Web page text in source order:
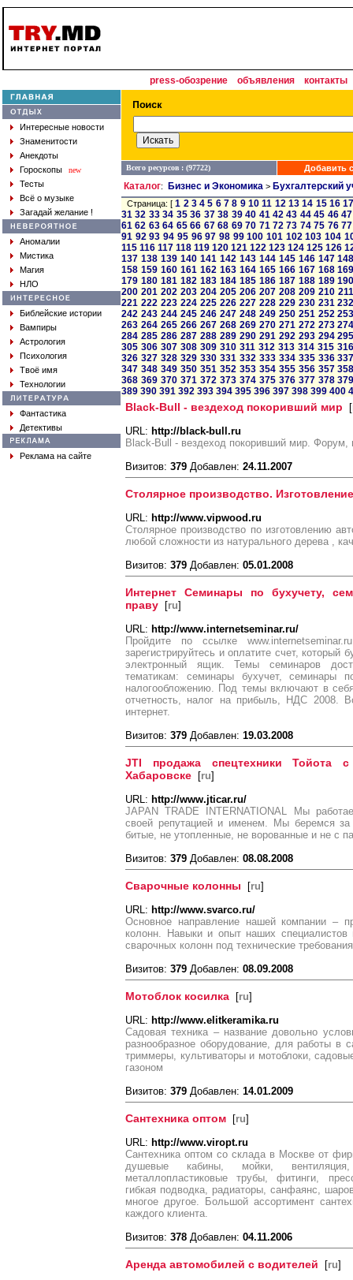
press-обозрение объявления контакты
Интересные новости
Знаменитости
Анекдоты
Гороскопы
new
Тесты
Всё о музыке
Загадай желание !
Аномалии
Мистика
Магия
НЛО
Библейские истории
Вампиры
Астрология
Психология
Твоё имя
Технологии
Фантастика
Детективы
Реклама на сайте
Всего ресурсов : (97722) Добавить
Каталог: Бизнес и Экономика > Бухгалтерский
Страница: [1 2 3 4 5 6 7 8 9 10 11 12 13 14 15 16
31 32 33 34 35 36 37 38 39 40 41 42 43 44 45 46 47
61 62 63 64 65 66 67 68 69 70 71 72 73 74 75 76 77
91 92 93 94 95 96 97 98 99 100 101 102 103 104
115 116 117 118 119 120 121 122 123 124 125 126
137 138 139 140 141 142 143 144 145 146 147
158 159 160 161 162 163 164 165 166 167 168
179 180 181 182 183 184 185 186 187 188 189
200 201 202 203 204 205 206 207 208 209 210 211
221 222 223 224 225 226 227 228 229 230 231
242 243 244 245 246 247 248 249 250 251 252
263 264 265 266 267 268 269 270 271 272 273
284 285 286 287 288 289 290 291 292 293 294
305 306 307 308 309 310 311 312 313 314 315 316
326 327 328 329 330 331 332 333 334 335 336
347 348 349 350 351 352 353 354 355 356 357
368 369 370 371 372 373 374 375 376 377 378
389 390 391 392 393 394 395 396 397 398 399 400
Black-Bull - вездеход покоривший мир [
URL: http://black-bull.ru
Black-Bull - вездеход покоривший мир.
Визитов: 379 Добавлен: 24.11.2007
Столярное производство.
URL: http://www.vipwood.ru
Столярное производство по изготовлению
любой сложности из натурального дерева ,
Визитов: 379 Добавлен: 05.01.2008
Интернет Семинары по бухучету,
праву [ru]
URL: http://www.internetseminar.ru/
Пройдите по ссылке
зарегистрируйтесь и оплатите счет,
электронный ящик. Темы семинаров
тематикам: семинары бухучет, семинары
налогообложению. Под темы включают в
отчетность, налог на прибыль, НДС 2008.
интернет.
Визитов: 379 Добавлен: 19.03.2008
JTI продажа спецтехники Тойота
Хабаровске [ru]
URL: http://www.jticar.ru/
JAPAN TRADE INTERNATIONAL Мы
своей репутацией и именем. Мы беремся
битые, не утопленные, не ворованные и не с
Визитов: 379 Добавлен: 08.08.2008
Сварочные колонны [ru]
URL: http://www.svarco.ru/
Основное направление нашей компании –
колонн. Навыки и опыт наших специалистов
сварочных колонн под технические
Визитов: 379 Добавлен: 08.09.2008
Мотоблок косилка [ru]
URL: http://www.elitkeramika.ru
Садовая техника – название довольно
разнообразное оборудование, для работы в
триммеры, культиваторы и мотоблоки,
газоном
Визитов: 379 Добавлен: 14.01.2009
Сантехника оптом [ru]
URL: http://www.viropt.ru
Сантехника оптом со склада в Москве от
душевые кабины, мойки, вентиляция,
металлопластиковые трубы, фитинги,
гибкая подводка, радиаторы, санфаянс,
многое другое. Большой ассортимент
каждого клиента.
Визитов: 378 Добавлен: 04.11.2006
Аренда автомобилей с водителей [ru]